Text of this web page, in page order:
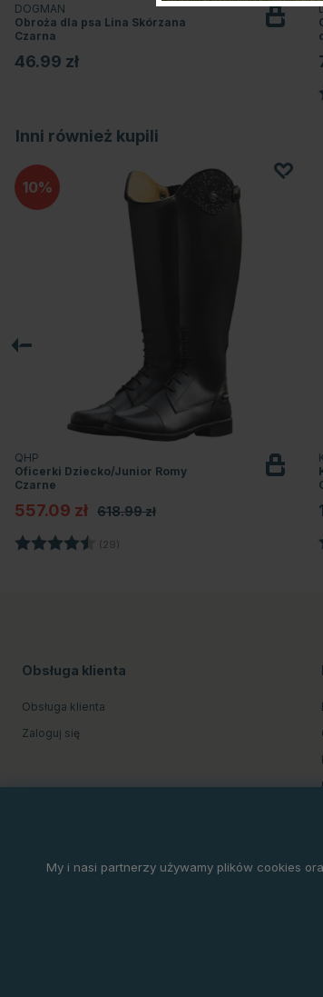
DOGMAN
Obroża dla psa Lina Skórzana
Czarna
46.99 zł
Inni również kupili
10
QHP
Oficerki Dziecko/Junior Romy
Czarne
557.09 zł 618.99 zł
Ocena: (29)
Obsługa klienta
Obsługa klienta
Zaloguj się
My i nasi partnerzy używamy plików cookies